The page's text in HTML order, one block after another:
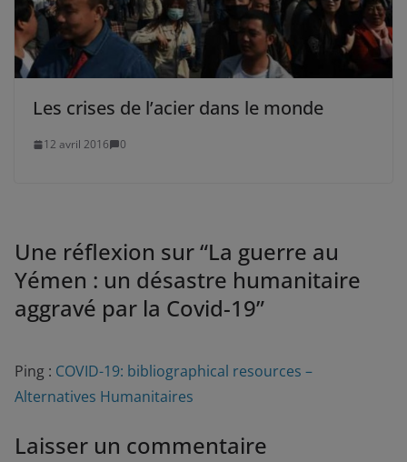
Les crises de l’acier dans le monde
12 avril 2016 0
Une réflexion sur “La guerre au
Yémen : un désastre humanitaire
aggravé par la Covid-19”
Ping : COVID-19: bibliographical resources –
Alternatives Humanitaires
Laisser un commentaire